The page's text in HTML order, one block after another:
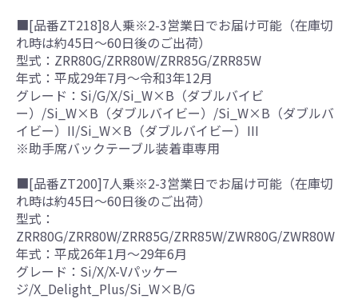
■[品番ZT218]8人乗※2-3営業日でお届け可能（在庫切
れ時は約45日～60日後のご出荷）
型式：ZRR80G/ZRR80W/ZRR85G/ZRR85W
年式：平成29年7月～令和3年12月
グレード：Si/G/X/Si_W×B（ダブルバイビ
ー）/Si_W×B（ダブルバイビー）/Si_W×B（ダブルバ
イビー）II/Si_W×B（ダブルバイビー）III
※助手席バックテーブル装着車専用
■[品番ZT200]7人乗※2-3営業日でお届け可能（在庫切
れ時は約45日～60日後のご出荷）
型式：
ZRR80G/ZRR80W/ZRR85G/ZRR85W/ZWR80G/ZWR80W
年式：平成26年1月～29年6月
グレード：Si/X/X-Vパッケー
ジ/X_Delight_Plus/Si_W×B/G